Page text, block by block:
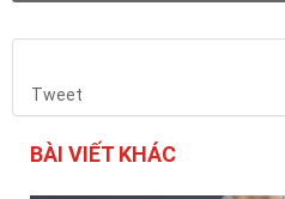
Tweet
BÀI VIẾT KHÁC